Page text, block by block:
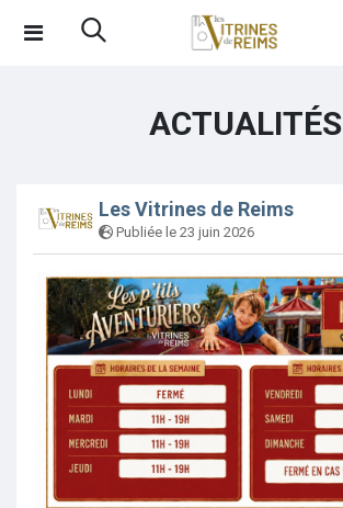
ACTUALITÉS
Les Vitrines de Reims
Publiée le 23 juin 2026